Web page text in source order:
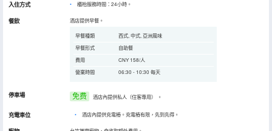
入住方式 櫃枱服務時間：24小時。
餐飲 酒店提供早餐。
早餐種類
西式, 中式, 亞洲風味
早餐形式
自助餐
費用
CNY 158/人
營業時間
06:30 - 10:30 每天
停車場 免费 酒店內提供私人（住客專用） 。
充電車位 • 酒店內提供充電樁。充電樁有限，先到先得。